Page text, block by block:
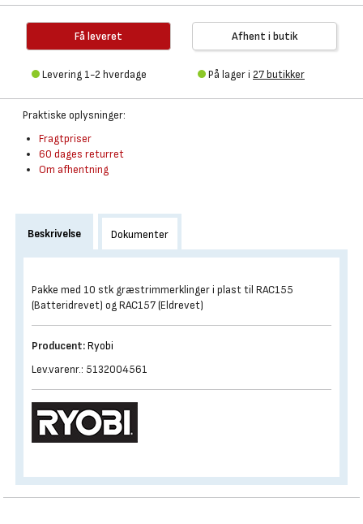
Få leveret
Levering 1-2 hverdage
Afhent i butik
På lager i 27 butikker
Praktiske oplysninger:
Fragtpriser
60 dages returret
Om afhentning
Beskrivelse Dokumenter
Pakke med 10 stk græstrimmerklinger i plast til RAC155
(Batteridrevet) og RAC157 (Eldrevet)
Producent:Ryobi
Lev.varenr.: 5132004561